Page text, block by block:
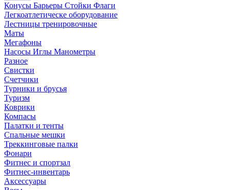
Конусы Барьеры Стойки Флаги
Легкоатлетическе оборудование
Лестницы тренировочные
Маты
Мегафоны
Насосы Иглы Манометры
Разное
Свистки
Счетчики
Турники и брусья
Туризм
Коврики
Компасы
Палатки и тенты
Спальные мешки
Треккинговые палки
Фонари
Фитнес и спортзал
Фитнес-инвентарь
Аксессуары